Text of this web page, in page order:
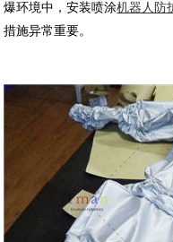
爆环境中，安装喷涂机器人防
措施异常重要。